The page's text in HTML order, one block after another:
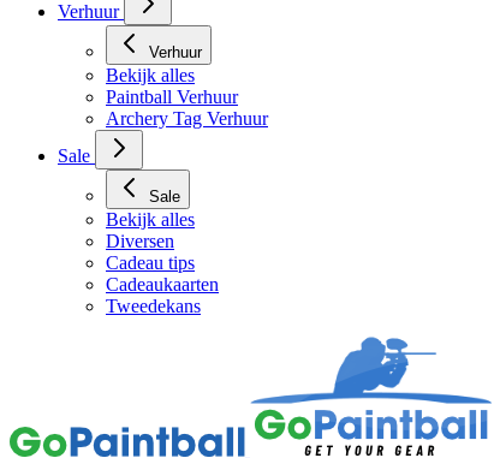
Verhuur
Verhuur
Bekijk alles
Paintball Verhuur
Archery Tag Verhuur
Sale
Sale
Bekijk alles
Diversen
Cadeau tips
Cadeaukaarten
Tweedekans